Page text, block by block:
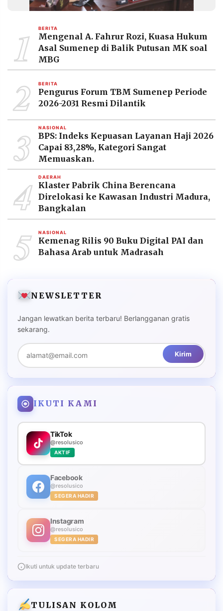
1 BERITA
Mengenal A. Fahrur Rozi, Kuasa Hukum
Asal Sumenep di Balik Putusan MK soal
MBG
2 BERITA
Pengurus Forum TBM Sumenep Periode
2026-2031 Resmi Dilantik
3 NASIONAL
BPS: Indeks Kepuasan Layanan Haji 2026
Capai 83,28%, Kategori Sangat
Memuaskan.
4 DAERAH
Klaster Pabrik China Berencana
Direlokasi ke Kawasan Industri Madura,
Bangkalan
5 NASIONAL
Kemenag Rilis 90 Buku Digital PAI dan
Bahasa Arab untuk Madrasah
NEWSLETTER
Jangan lewatkan berita terbaru! Berlangganan gratis
sekarang.
Kirim
IKUTI KAMI
TikTok
@resolusico
AKTIF
Facebook
@resolusico
SEGERA HADIR
Instagram
@resolusico
SEGERA HADIR
Ikuti untuk update terbaru
TULISAN KOLOM